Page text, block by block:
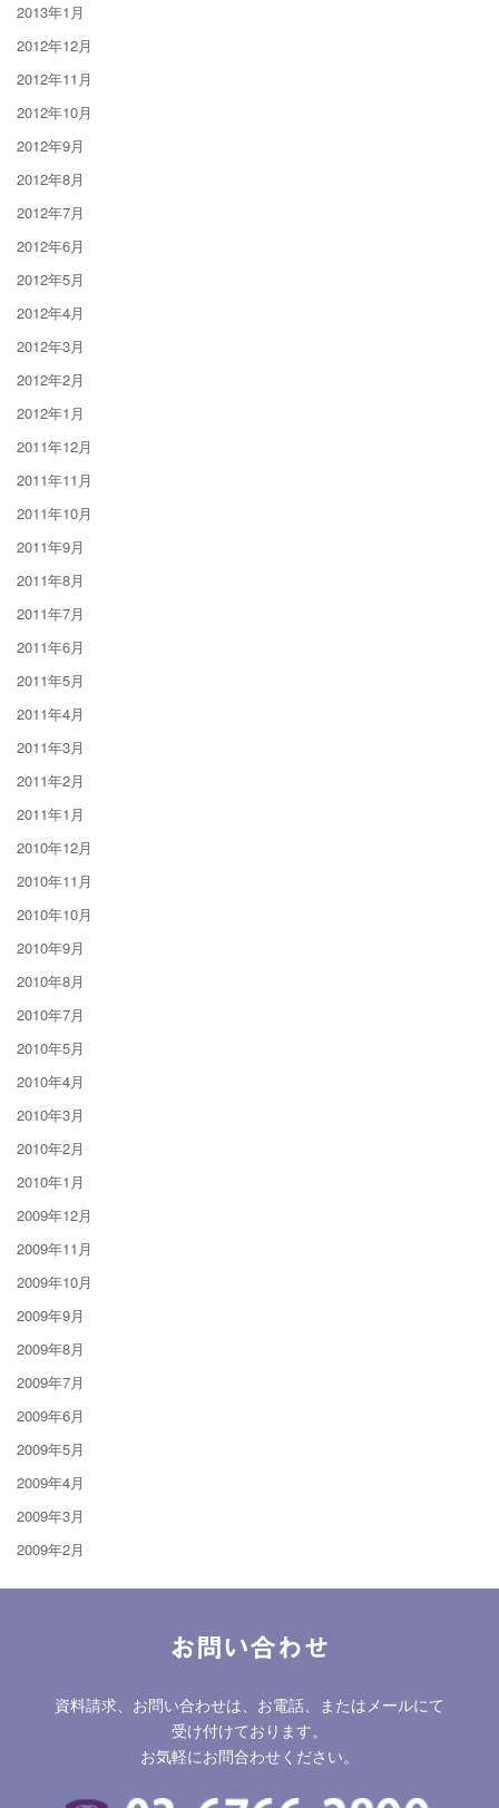
2013年1月
2012年12月
2012年11月
2012年10月
2012年9月
2012年8月
2012年7月
2012年6月
2012年5月
2012年4月
2012年3月
2012年2月
2012年1月
2011年12月
2011年11月
2011年10月
2011年9月
2011年8月
2011年7月
2011年6月
2011年5月
2011年4月
2011年3月
2011年2月
2011年1月
2010年12月
2010年11月
2010年10月
2010年9月
2010年8月
2010年7月
2010年5月
2010年4月
2010年3月
2010年2月
2010年1月
2009年12月
2009年11月
2009年10月
2009年9月
2009年8月
2009年7月
2009年6月
2009年5月
2009年4月
2009年3月
2009年2月
お問い合わせ
資料請求、お問い合わせは、お電話、またはメールにて
受け付けております。
お気軽にお問合わせください。